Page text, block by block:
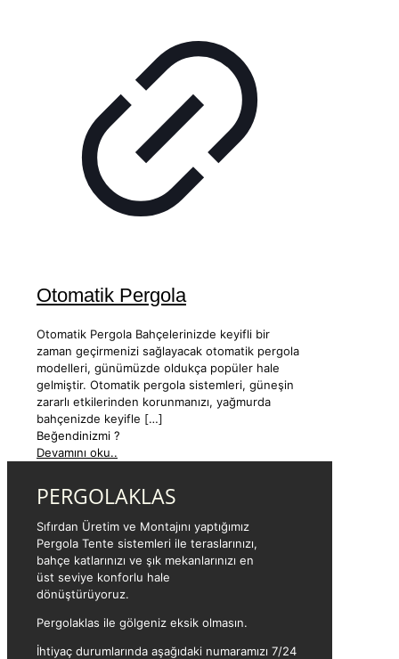
Otomatik Pergola
Otomatik Pergola Bahçelerinizde keyifli bir
zaman geçirmenizi sağlayacak otomatik pergola
modelleri, günümüzde oldukça popüler hale
gelmiştir. Otomatik pergola sistemleri, güneşin
zararlı etkilerinden korunmanızı, yağmurda
bahçenizde keyifle […]
Beğendinizmi ?
Devamını oku..
PERGOLAKLAS
Sıfırdan Üretim ve Montajını yaptığımız
Pergola Tente sistemleri ile teraslarınızı,
bahçe katlarınızı ve şık mekanlarınızı en
üst seviye konforlu hale
dönüştürüyoruz.
Pergolaklas ile gölgeniz eksik olmasın.
İhtiyaç durumlarında aşağıdaki numaramızı 7/24